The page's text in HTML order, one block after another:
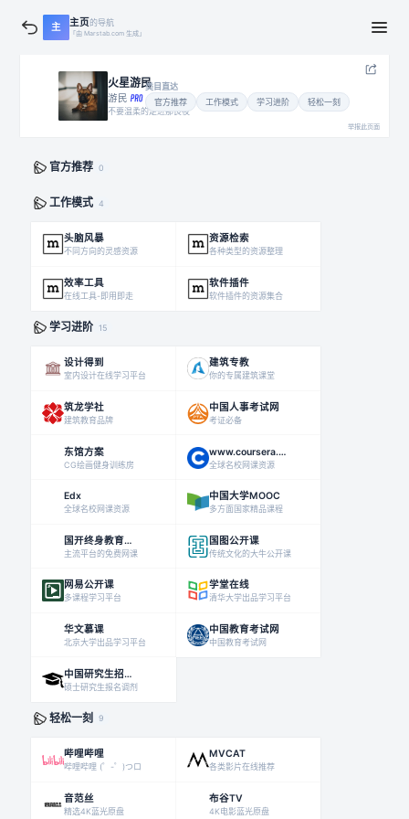
主 主页的导航
「由 Marstab.com 生成」
火星游民
游民
不要温柔的走进那良夜
类目直达
官方推荐
工作模式 学习进阶 轻松一刻
举报此页面
官方推荐 0
工作模式 4
头脑风暴
不同方向的灵感资源
资源检索
各种类型的资源整理
效率工具
在线工具-即用即走
软件插件
软件插件的资源集合
学习进阶 15
设计得到
室内设计在线学习平台
建筑专教
你的专属建筑课堂
筑龙学社
建筑教育品牌
中国人事考试网
考证必备
东馆方案
CG绘画健身训练房
www.coursera.org
全球名校网课资源
Edx
全球名校网课资源
中国大学MOOC
多方面国家精品课程
国开终身教育平台
主流平台的免费网课
国图公开课
传统文化的大牛公开课
网易公开课
多课程学习平台
学堂在线
清华大学出品学习平台
华文慕课
北京大学出品学习平台
中国教育考试网
中国教育考试网
中国研究生招生信息网
硕士研究生报名调剂
轻松一刻 9
哔哩哔哩
哔哩哔哩 (゜-゜)つロ
MVCAT
各类影片在线推荐
音范丝
精选4K蓝光原盘
布谷TV
4K电影蓝光原盘